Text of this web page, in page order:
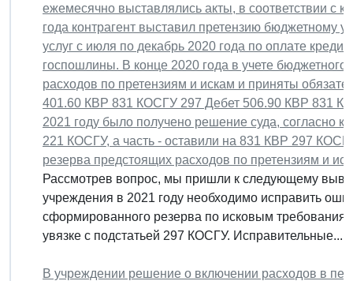
ежемесячно выставлялись акты, в соответствии с
года контрагент выставил претензию бюджетному
услуг с июля по декабрь 2020 года по оплате
госпошлины. В конце 2020 года в учете
расходов по претензиям и искам и приняты
401.60 КВР 831 КОСГУ 297 Дебет 506.90 КВР 831
2021 году было получено решение суда, согласно
221 КОСГУ, а часть - оставили на 831 КВР 297
резерва предстоящих расходов по претензиям и
Рассмотрев вопрос, мы пришли к следующему
учреждения в 2021 году необходимо исправить
сформированного резерва по исковым
увязке с подстатьей 297 КОСГУ. Исправительные...
В учреждении решение о включении расходов в